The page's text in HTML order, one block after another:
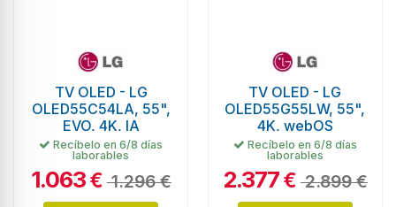
TV OLED - LG
OLED55C54LA, 55",
EVO, 4K, IA
Recíbelo en 6/8 días
laborables
1.063€ 1.296 €
TV OLED - LG
OLED55G55LW, 55",
4K, webOS
Recíbelo en 6/8 días
laborables
2.377€ 2.899 €